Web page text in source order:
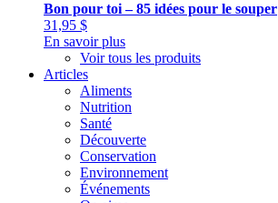
Bon pour toi – 85 idées pour le souper
31,95 $
En savoir plus
Voir tous les produits
Articles
Aliments
Nutrition
Santé
Découverte
Conservation
Environnement
Événements